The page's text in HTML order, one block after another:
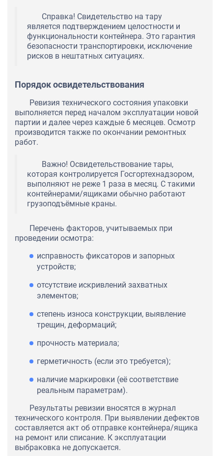
Справка! Свидетельство на тару
является подтверждением целостности и
функциональности контейнера. Это гарантия
безопасности транспортировки, исключение
рисков в нештатных ситуациях.
Порядок освидетельствования
Ревизия технического состояния упаковки
выполняется перед началом эксплуатации новой
партии и далее через каждые 6 месяцев. Осмотр
производится также по окончании ремонтных
работ.
Важно! Освидетельствование тары,
которая контролируется Госгортехнадзором,
выполняют не реже 1 раза в месяц. С такими
контейнерами/ящиками обычно работают
грузоподъёмные краны.
Перечень факторов, учитываемых при
проведении осмотра:
исправность фиксаторов и запорных
устройств;
отсутствие искривлений захватных
элементов;
степень износа конструкции, выявление
трещин, деформаций;
прочность материала;
герметичность (если это требуется);
наличие маркировки (её соответствие
реальным параметрам).
Результаты ревизии вносятся в журнал
технического контроля. При выявлении дефектов
составляется акт об отправке контейнера/ящика
на ремонт или списание. К эксплуатации
выбраковка не допускается.